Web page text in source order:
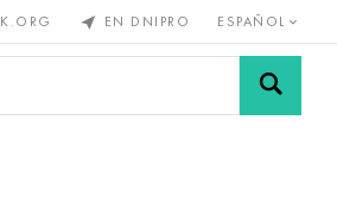
EN DNIPRO ESPAÑOL
de Mallas y